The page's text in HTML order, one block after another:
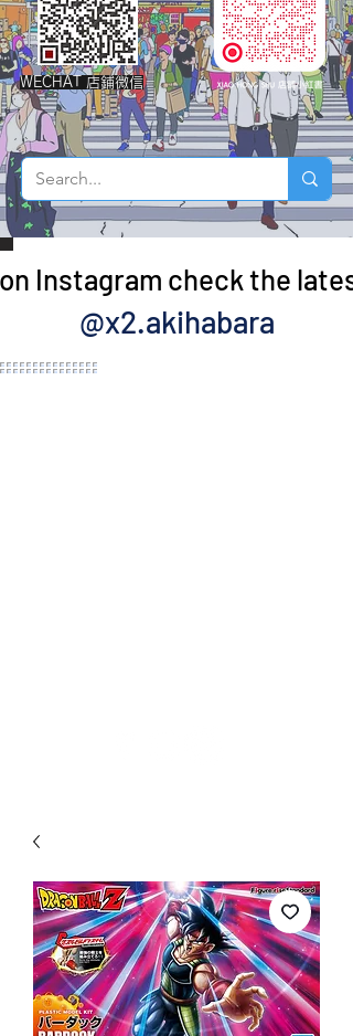
WECHAT 店鋪微信
WECHAT 微信諮詢
Instagram check the
@x2.akihabara